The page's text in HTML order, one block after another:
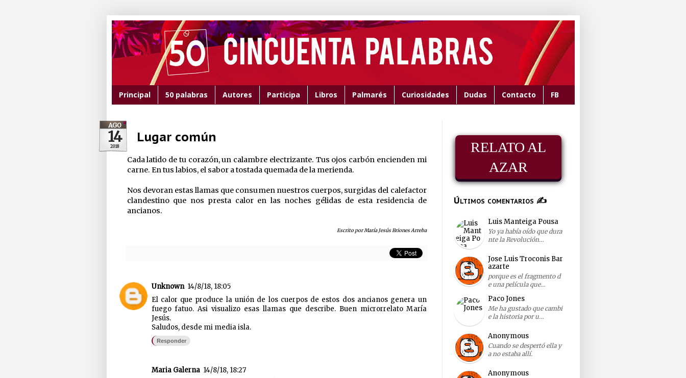
Principal 50 palabras Autores Participa Libros Palmarés Curiosidades Dudas Contacto FB
AGO
14
2018
Lugar común
Cada latido de tu corazón, un calambre electrizante. Tus ojos carbón encienden mi
carne. En tus labios, el sabor a tostada quemada de la merienda.
Nos devoran estas llamas que consumen nuestros cuerpos, surgidas del calefactor
clandestino que nos presta calor en las noches gélidas de esta residencia de
ancianos.
Escrito por María Jesús Briones Arreba
Unknown 14/8/18, 18:05
El calor que produce la unión de los cuerpos de estos dos ancianos genera un
fuego fatuo. Asi visualizo esas llamas que describe. Buen microrrelato María
Jesús.
Saludos, desde mi media isla.
Responder
Maria Galerna 14/8/18, 18:27
RELATO AL
AZAR
Últimos comentarios ✍
Luis Manteiga Pousa
Yo ya había oído que dura
nte la Revolución…
Jose Luis Troconis Bar
azarte
porque es el fragmento d
e una película que…
Paco Jones
Me ha gustado que cambi
e la historia por u…
Anonymous
Cuando se despertó ella y
a no estaba allí.
Anonymous